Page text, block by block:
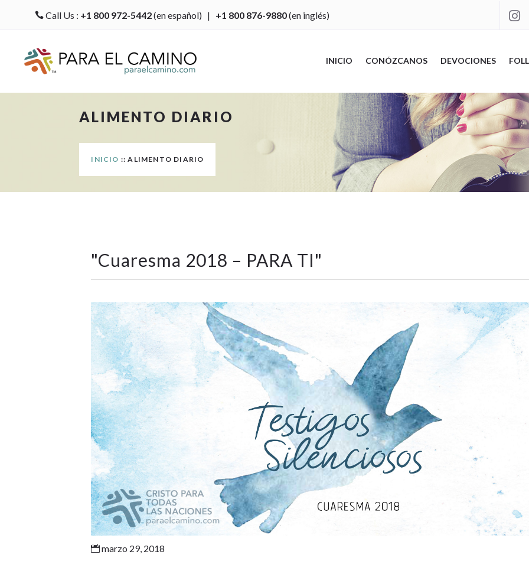
Call Us : +1 800 972-5442(en español) | +1 800 876-9880(en inglés) 
INICIO CONÓZCANOS DEVOCIONES
ALIMENTO DIARIO
INICIO :: ALIMENTO DIARIO
"Cuaresma 2018 – PARA TI"
 marzo 29, 2018